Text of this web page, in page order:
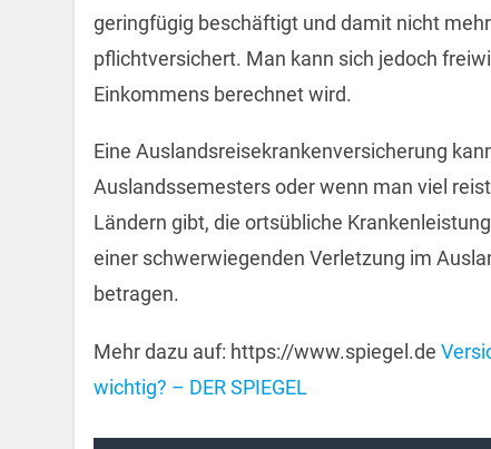
geringfügig beschäftigt und damit nicht
pflichtversichert. Man kann sich jedoch
Einkommens berechnet wird.
Eine Auslandsreisekrankenversicherung
Auslandssemesters oder wenn man viel
Ländern gibt, die ortsübliche
einer schwerwiegenden Verletzung im
betragen.
Mehr dazu auf: https://www.spiegel.de
wichtig? – DER SPIEGEL